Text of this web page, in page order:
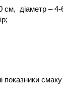
см,  діаметр –
показники